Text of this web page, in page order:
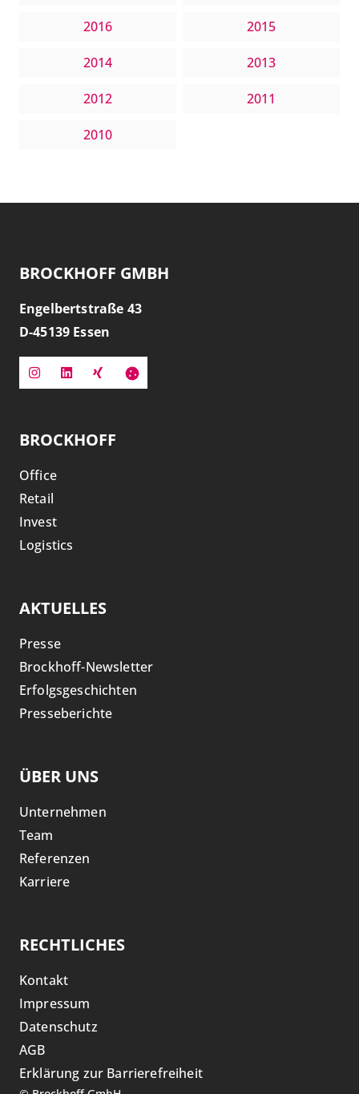
2016 2015
2014 2013
2012 2011
2010
BROCKHOFF GMBH
Engelbertstraße 43
D-45139 Essen
BROCKHOFF
Office
Retail
Invest
Logistics
AKTUELLES
Presse
Brockhoff-Newsletter
Erfolgsgeschichten
Presseberichte
ÜBER UNS
Unternehmen
Team
Referenzen
Karriere
RECHTLICHES
Kontakt
Impressum
Datenschutz
AGB
Erklärung zur Barrierefreiheit